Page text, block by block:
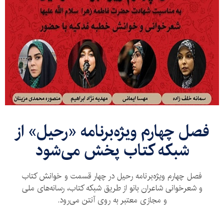
فصل چهارم ویژه‌برنامه «رحیل» از
شبکه کتاب پخش می‌شود
فصل چهارم ویژه‌برنامه رحیل در چهار قسمت و خوانش کتاب
و شعرخوانی شاعران بانو از طریق شبکه کتاب، رسانه‌های ملی
و مجازی معتبر به روی آنتن می‌رود.